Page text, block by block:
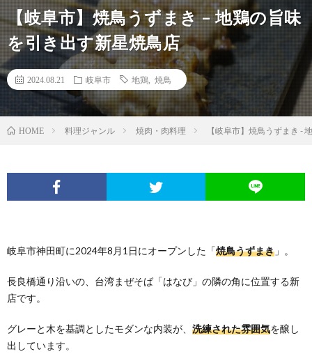
【岐阜市】焼鳥うずまき – 地鶏の旨味
を引き出す新星焼鳥店
2024.08.21 岐阜市 地鶏 焼鳥
HOME 料理ジャンル 焼肉・肉料理 【岐阜市】焼鳥うずまき -
岐阜市神田町に2024年8月1日にオープンした「焼鳥うずまき 」。
長良橋通り沿いの、台湾まぜそば「はなび」の隣の角に位置する新
店です。
グレーと木を基調としたモダンな内装が、 洗練された雰囲気を醸し
出しています。